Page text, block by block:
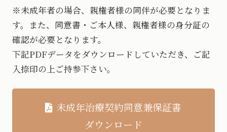
※未成年者の場合、親権者様の同伴が必要となりま
す。また、同意書・ご本人様、親権者様の身分証の
確認が必要となります。
下記PDFデータをダウンロードしていただき、ご記
入捺印の上ご持参下さい。
未成年治療契約同意兼保証書
ダウンロード